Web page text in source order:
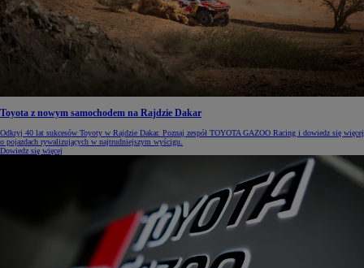
Toyota z nowym samochodem na Rajdzie Dakar
Odkryj 40 lat sukcesów Toyoty w Rajdzie Dakar. Poznaj zespół TOYOTA GAZOO Racing i dowiedz się więcej
o pojazdach rywalizujących w najtrudniejszym wyścigu.
Dowiedz się więcej